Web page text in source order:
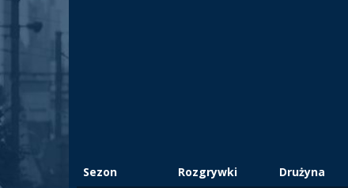
Sezon Rozgrywki Drużyna